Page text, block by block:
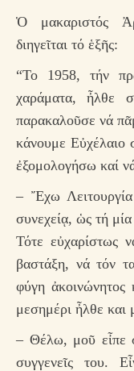
Ὁ μακαριστός
διηγεῖται τό ἑξῆς:
“Το 1958, τήν
χαράματα, ἦλθε
παρακαλοῦσε νά
κάνουμε
ἐξομολογήσω καί
– Ἔχω
συνεχείᾳ, ὡς τή
Τότε
βαστάξη, νά τόν
φύγη ἀκοινώνητος
μεσημέρι ἦλθε και
– Θέλω, μοῦ εἶπε
συγγενεῖς του.